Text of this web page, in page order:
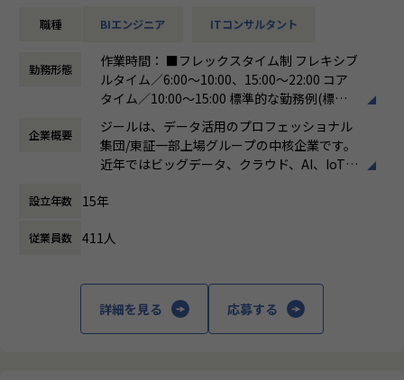
■組織紹介（アカウントマネジメント室について）
ライズ企業）に対して、中長期的なビジネス価値創出を担う
単なるプロジェクト遂行に留まらず、顧客の経営・事業課題
に深く入り込み、「共に事業を創るパートナー」として伴走
します。
営業・データエンジニア・コンサルタントと密に連携しなが
ることがミッションです。
略立案・実行をリードします。
●DOMOを含む、データ統合基盤に関わる各種製品・サービ
画面（ダッシュボードやレポート、帳票など）作成
●PowerPoint等を用いた提案資料の作成とプレゼンテーシ
●ベンダーとのアライアンス活動（資格取得やイベント参加
など）
・クラウド型BIプラットフォーム。データの収集から蓄積、
・BuzzというコミュケーションツールやAppsというライト
【組織の特徴・魅力】
・「真のデータドリブンコンサルティング」を体現すべく、
お客様の真のパートナーになることを目標としています。
職種 BIエンジニア ITコンサルタント
勤務形態
作業時間： ■フレックスタイム制 フレキシブ
ルタイム／6:00～10:00、15:00～22:00 コア
タイム／10:00～15:00 標準的な勤務例(標準
労働時間)／9:00～18:00
働き方：フレックス制（コアタイムあり）
時間外労働の有無： 有（月平均19時間）
休憩時間： 60分
企業概要
ジールは、データ活用のプロフェッショナル
集団/東証一部上場グループの中核企業です。
近年ではビッグデータ、クラウド、AI、IoTを
する立場にスコープを拡張しています。
顧客の大半は大手企業となっており、30年以
■Mission：専門性と技術力、高度な分析ノ
設立年数 15年
従業員数 411人
詳細を見る 応募する